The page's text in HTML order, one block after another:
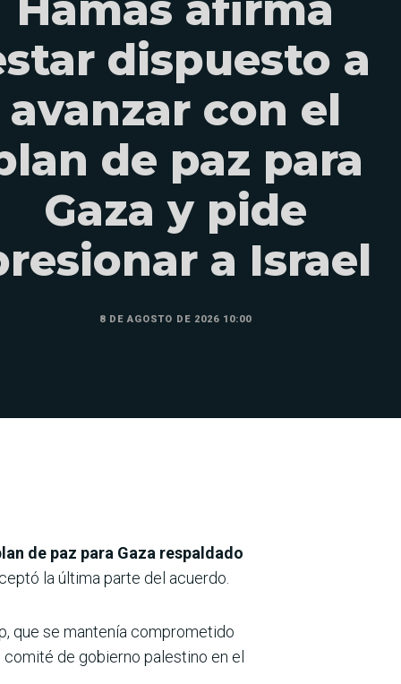
dispuesto a
avanzar con el
de paz para
Gaza y pide
a Israel
8 DE AGOSTO DE 2026 10:00
de paz para Gaza respaldado
la última parte del acuerdo.
que se mantenía comprometido
comité de gobierno palestino en el